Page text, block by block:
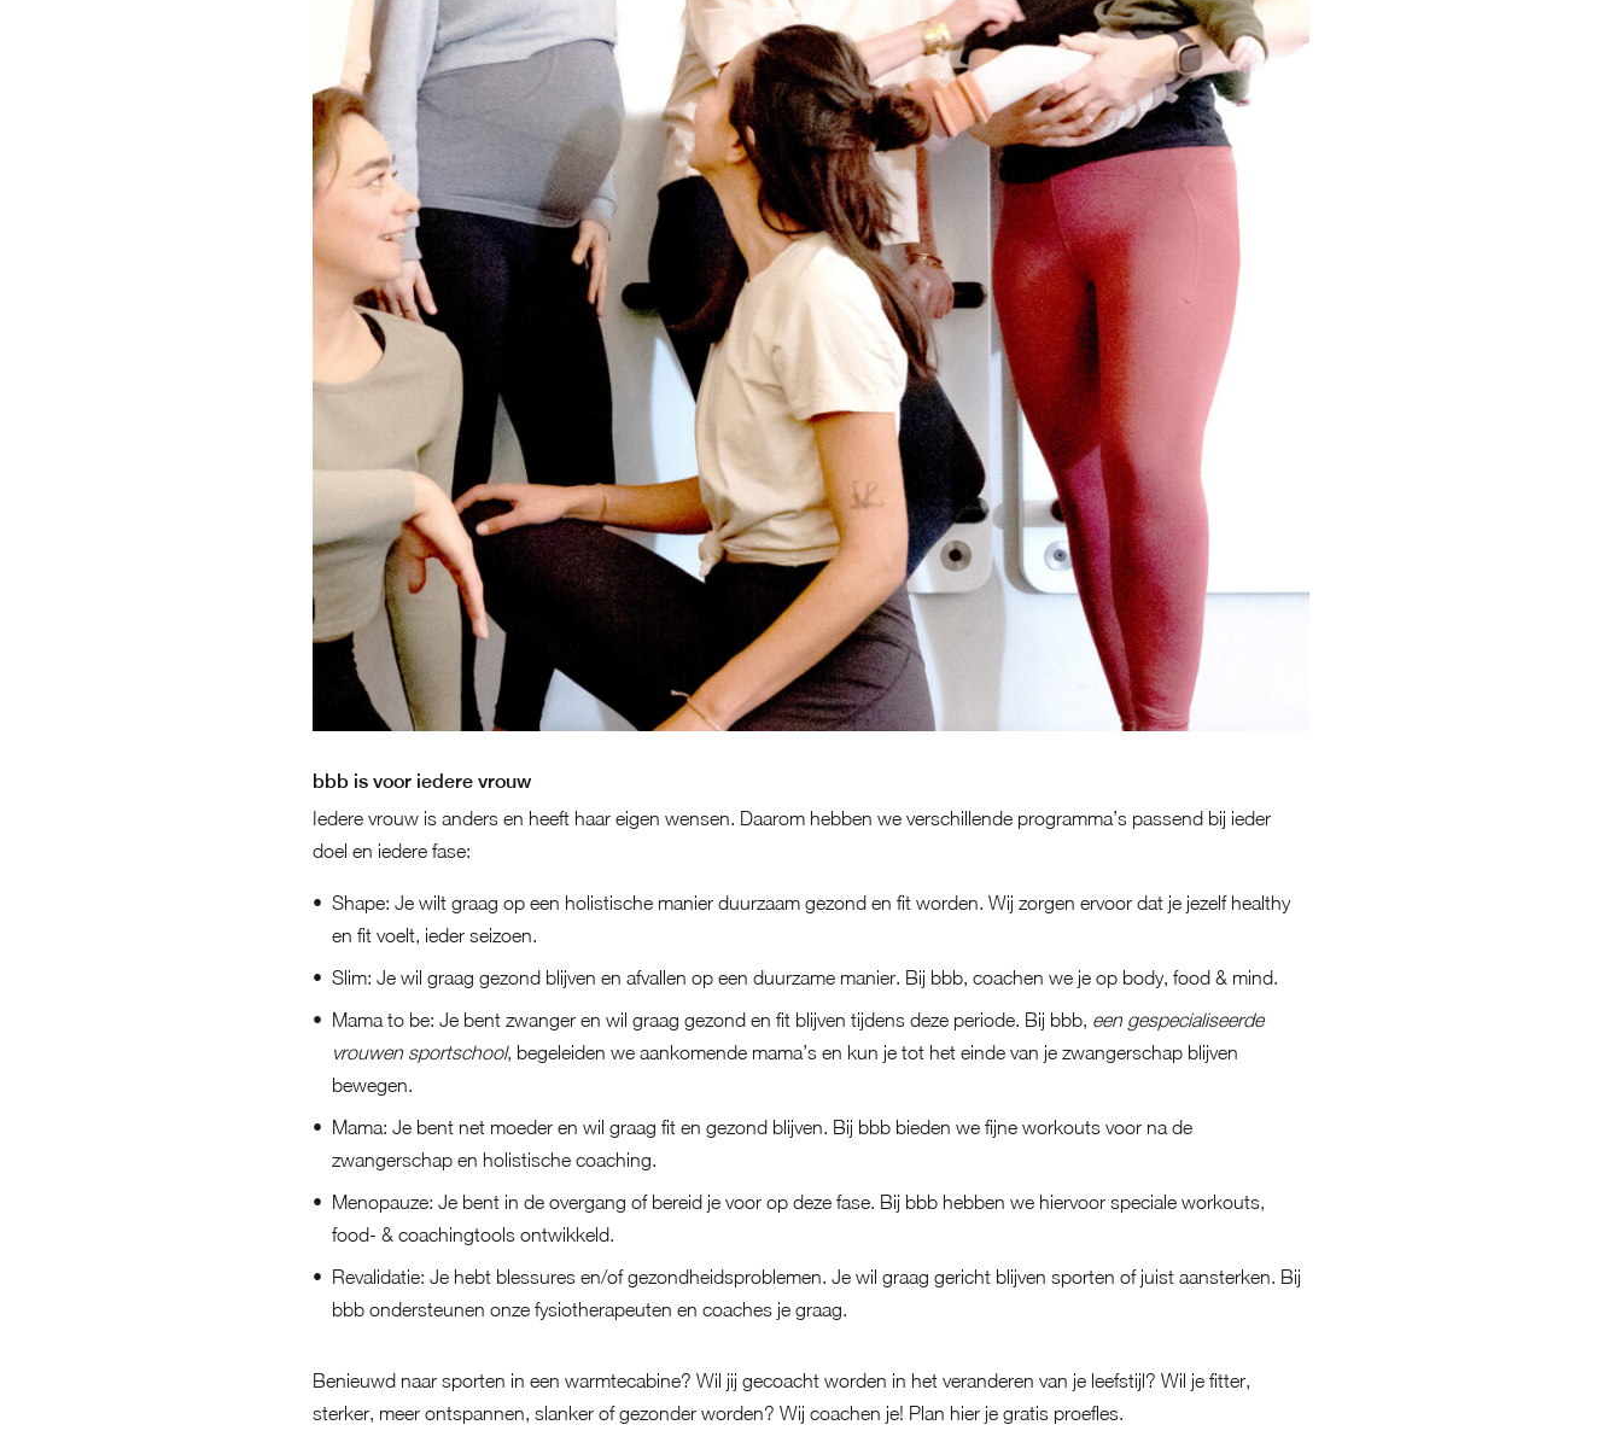
bbb is voor iedere vrouw
Iedere vrouw is anders en heeft haar eigen wensen. Daarom hebben we verschillende programma’spassend bij ieder
doel en iedere fase:
Shape: Je wilt graag op een holistische manier duurzaam gezond en fit worden. Wij zorgen ervoor dat je jezelf healthy
en fit voelt, ieder seizoen.
Slim: Je wil graag gezond blijven en afvallen op een duurzame manier. Bij bbb, coachen we je op body, food & mind.
Mama to be: Je bent zwanger en wil graag gezond en fit blijven tijdens deze periode. Bij bbb, een gespecialiseerde
vrouwen sportschool, begeleiden we aankomende mama’s en kun je tot het einde van je zwangerschap blijven
bewegen.
Mama: Je bent net moeder en wil graag fit en gezond blijven. Bij bbb bieden we fijne workouts voor na de
zwangerschap en holistische coaching.
Menopauze: Je bent in de overgang of bereid je voor op deze fase. Bij bbb hebben we hiervoor speciale workouts,
food- & coachingtools ontwikkeld.
Revalidatie: Je hebt blessures en/of gezondheidsproblemen. Je wil graag gericht blijven sporten of juist aansterken. Bij
bbb ondersteunen onze fysiotherapeuten en coaches je graag.
Benieuwd naar sporten in een warmtecabine? Wil jij gecoacht worden in het veranderen van je leefstijl? Wil je fitter,
sterker, meer ontspannen, slanker of gezonder worden? Wij coachen je! Plan hier je gratis proefles.